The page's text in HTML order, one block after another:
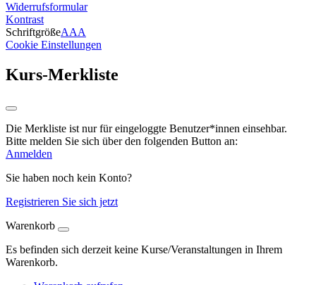
Widerrufsformular
Kontrast
SchriftgrößeAAA
Cookie Einstellungen
Kurs-Merkliste
Die Merkliste ist nur für eingeloggte Benutzer*innen einsehbar.
Bitte melden Sie sich über den folgenden Button an:
Anmelden
Sie haben noch kein Konto?
Registrieren Sie sich jetzt
Warenkorb
Es befinden sich derzeit keine Kurse/Veranstaltungen in Ihrem
Warenkorb.